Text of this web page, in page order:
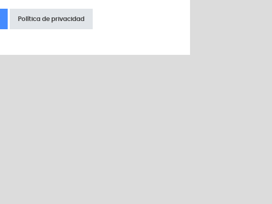
Política de privacidad